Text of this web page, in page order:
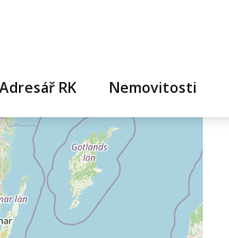
Adresář RK Nemovitosti